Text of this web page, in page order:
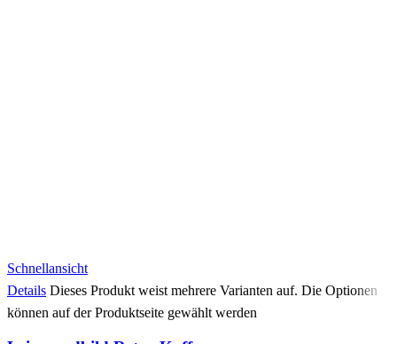
Schnellansicht
Details Dieses Produkt weist mehrere Varianten auf. Die Optionen
können auf der Produktseite gewählt werden